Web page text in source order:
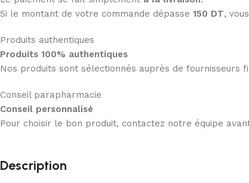
Si le montant de votre commande dépasse 150 DT,
Produits authentiques
Produits 100% authentiques
Nos produits sont sélectionnés auprès de fournisseurs
Conseil parapharmacie
Conseil personnalisé
Pour choisir le bon produit, contactez notre équipe
Description